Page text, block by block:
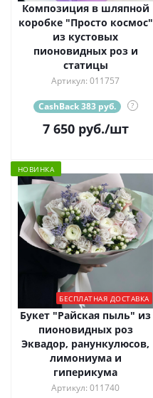
Композиция в шляпной
коробке "Просто космос"
из кустовых
пионовидных роз и
статицы
Артикул: 011757
CashBack 383 руб. ?
7 650руб./шт
НОВИНКА
БЕСПЛАТНАЯ ДОСТАВКА
Букет "Райская пыль" из
пионовидных роз
Эквадор, ранункулюсов,
лимониума и
гиперикума
Артикул: 011740